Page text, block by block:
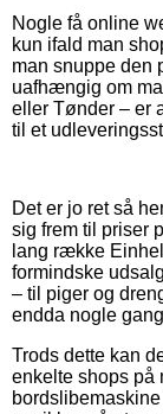
Nogle få online
kun ifald man
man snuppe den
uafhængig om
eller Tønder – er
til et
Det er jo ret så
sig frem til priser
lang række
formindske
– til piger og
endda nogle
Trods dette kan
enkelte shops på